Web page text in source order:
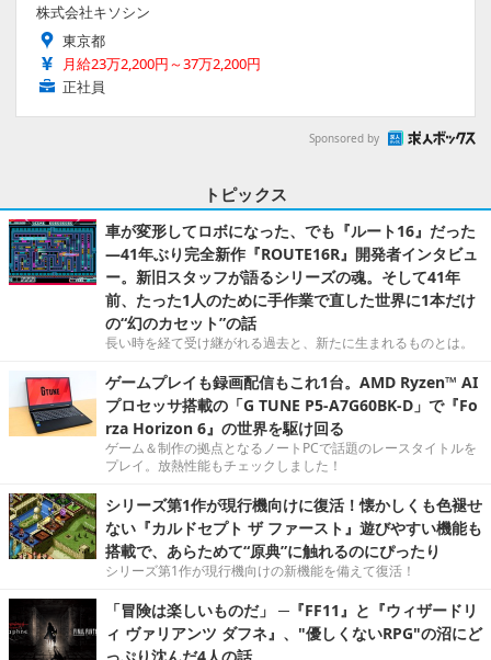
株式会社キソシン
東京都
月給23万2,200円～37万2,200円
正社員
Sponsored by
トピックス
車が変形してロボになった、でも『ルート16』だった
―41年ぶり完全新作『ROUTE16R』開発者インタビュ
ー。新旧スタッフが語るシリーズの魂。そして41年
前、たった1人のために手作業で直した世界に1本だけ
の“幻のカセット”の話
長い時を経て受け継がれる過去と、新たに生まれるものとは。
ゲームプレイも録画配信もこれ1台。AMD Ryzen™ AI
プロセッサ搭載の「G TUNE P5-A7G60BK-D」で『Fo
rza Horizon 6』の世界を駆け回る
ゲーム＆制作の拠点となるノートPCで話題のレースタイトルを
プレイ。放熱性能もチェックしました！
シリーズ第1作が現行機向けに復活！懐かしくも色褪せ
ない『カルドセプト ザ ファースト』遊びやすい機能も
搭載で、あらためて“原典”に触れるのにぴったり
シリーズ第1作が現行機向けの新機能を備えて復活！
「冒険は楽しいものだ」 ─『FF11』と『ウィザードリ
ィ ヴァリアンツ ダフネ』、"優しくないRPG"の沼にど
っぷり沈んだ4人の話